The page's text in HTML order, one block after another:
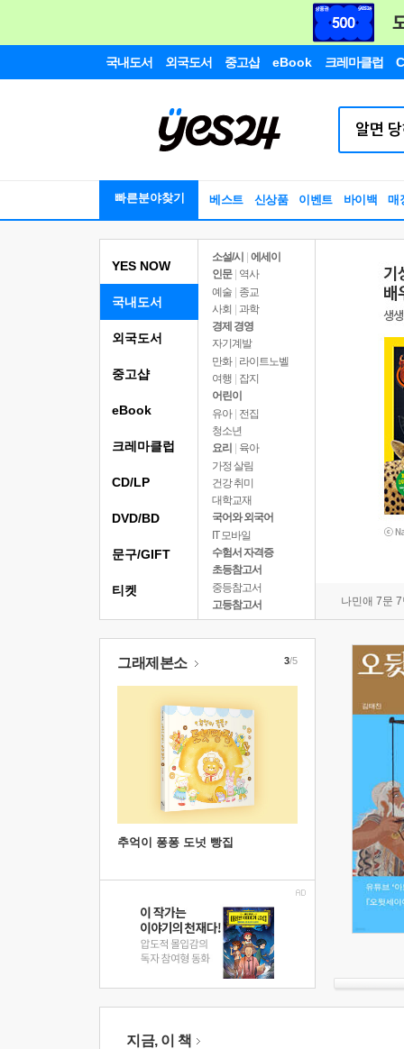
국내도서 외국도서 중고샵 eBook 크레마클럽
빠른분야찾기 베스트 신상품 이벤트 바이백 매
YES NOW
국내도서
소설/시
에세이
인문
역사
예술 | 종교
사회 | 과학
경제 경영
자기계발
만화 | 라이트노벨
여행
잡지
어린이
유아 | 전집
청소년
요리
육아
가정 살림
건강 취미
대학교재
국어와 외국어
IT 모바일
수험서 자격증
초등참고서
중등참고서
고등참고서
나민애 7문
외국도서
중고샵
eBook
크레마클럽
CD/LP
DVD/BD
문구/GIFT
티켓
그래제본소
추억이 퐁퐁 도넛 빵집
3/5
지금, 이 책